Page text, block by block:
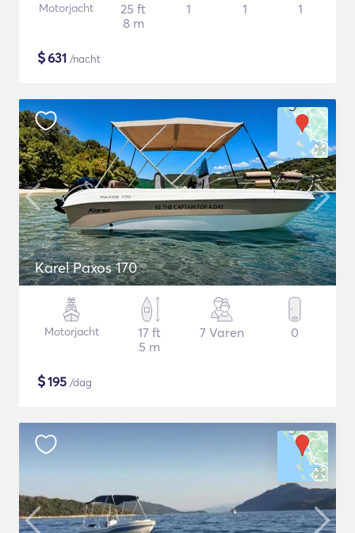
Motorjacht
25 ft
8 m
1 1 1
$631 /nacht
Karel Paxos 170
Motorjacht
17 ft
5 m
7 Varen 0
$195 /dag